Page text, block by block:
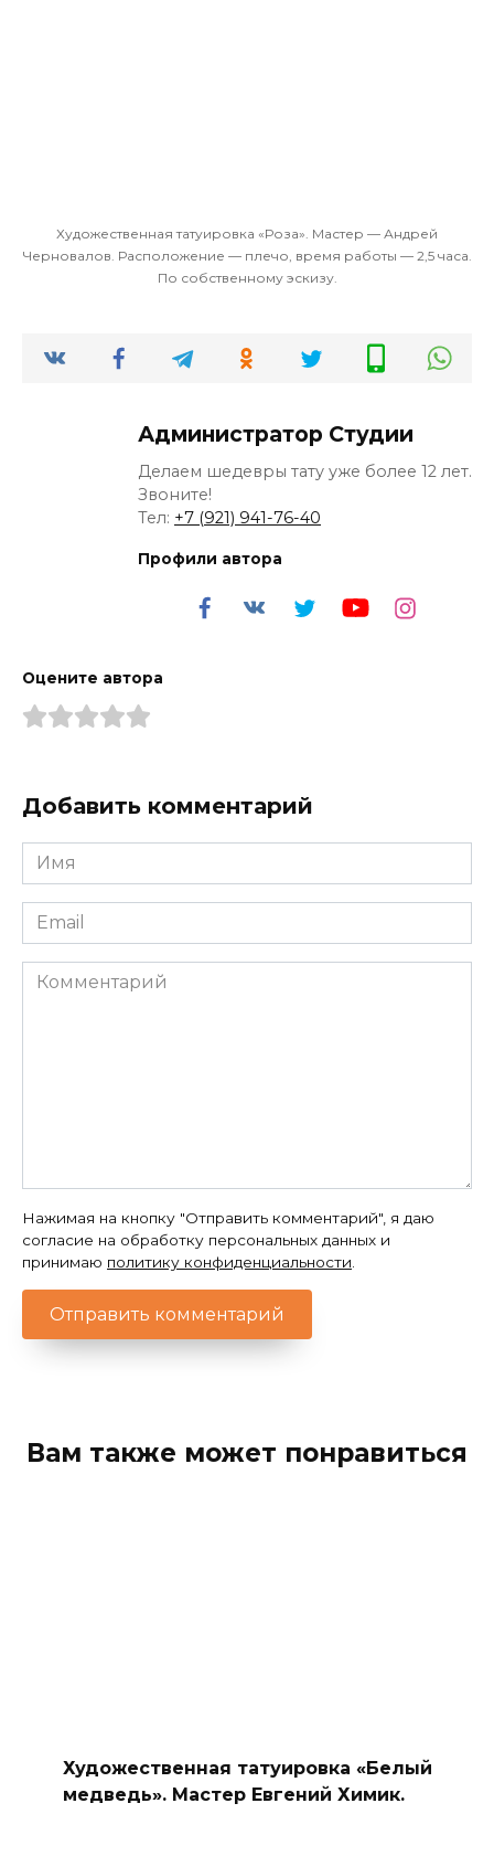
Художественная татуировка «Роза». Мастер — Андрей
Черновалов. Расположение — плечо, время работы — 2,5 часа.
По собственному эскизу.
Администратор Студии
Делаем шедевры тату уже более 12 лет.
Звоните!
Тел: +7 (921) 941-76-40
Профили автора
Оцените автора
Добавить комментарий
Имя
*
Email
*
Комментарий
Нажимая на кнопку "Отправить комментарий", я даю
согласие на обработку персональных данных и
принимаю политику конфиденциальности
Вам также может понравиться
Художественная татуировка «Белый
медведь». Мастер Евгений Химик.